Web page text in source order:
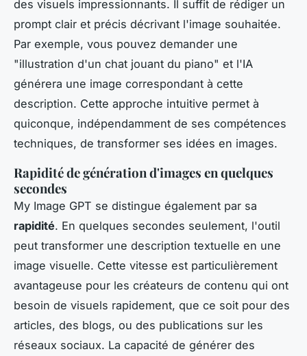
des visuels impressionnants. Il suffit de rédiger un
prompt clair et précis décrivant l'image souhaitée.
Par exemple, vous pouvez demander une
"illustration d'un chat jouant du piano" et l'IA
générera une image correspondant à cette
description. Cette approche intuitive permet à
quiconque, indépendamment de ses compétences
techniques, de transformer ses idées en images.
Rapidité de génération d'images en quelques
secondes
My Image GPT se distingue également par sa
rapidité. En quelques secondes seulement, l'outil
peut transformer une description textuelle en une
image visuelle. Cette vitesse est particulièrement
avantageuse pour les créateurs de contenu qui ont
besoin de visuels rapidement, que ce soit pour des
articles, des blogs, ou des publications sur les
réseaux sociaux. La capacité de générer des